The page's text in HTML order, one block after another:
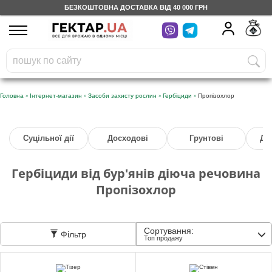
БЕЗКОШТОВНА ДОСТАВКА ВІД 40 000 ГРН
UA
На вашому
бонусному рахунку
грн
Безкоштовно по Україні
Категорії
Щоденник
Доставка
Головна » Інтернет-магазин » Засоби захисту рослин » Гербіциди » Пропізохлор
Суцільної дії Досходові Грунтові
Гербіциди від бур'янів діюча речовина
Пропізохлор
Фільтр Сортування:
Топ продажу